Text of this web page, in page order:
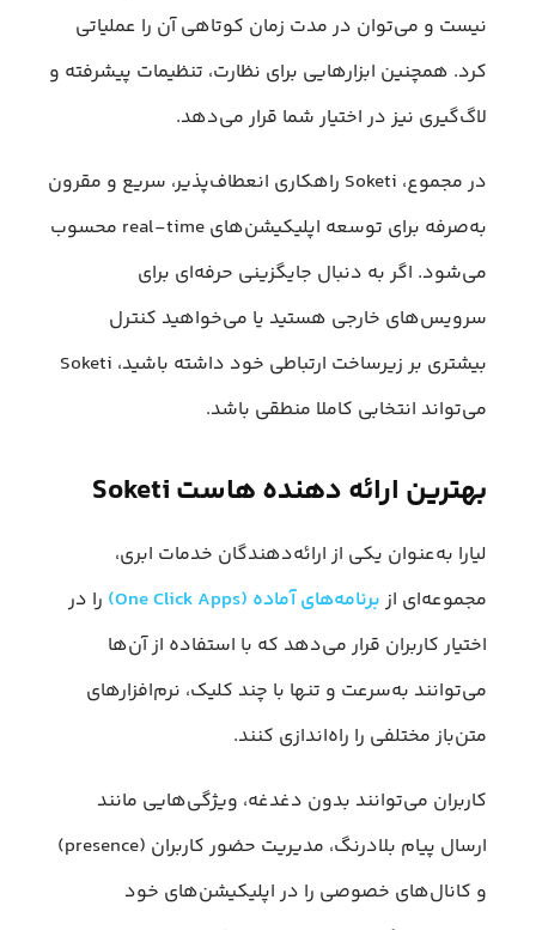
نیست و می‌توان در مدت زمان کوتاهی آن را عملیاتی
کرد. همچنین ابزارهایی برای نظارت، تنظیمات پیشرفته و
لاگ‌گیری نیز در اختیار شما قرار می‌دهد.
در مجموع، Soketi راهکاری انعطاف‌پذیر، سریع و مقرون
به‌صرفه برای توسعه اپلیکیشن‌های real-time محسوب
می‌شود. اگر به دنبال جایگزینی حرفه‌ای برای
سرویس‌های خارجی هستید یا می‌خواهید کنترل
بیشتری بر زیرساخت ارتباطی خود داشته باشید، Soketi
می‌تواند انتخابی کاملا منطقی باشد.
بهترین ارائه دهنده هاست Soketi
لیارا به‌عنوان یکی از ارائه‌دهندگان خدمات ابری،
مجموعه‌ای از برنامه‌های آماده (One Click Apps)
را در
اختیار کاربران قرار می‌دهد که با استفاده از آن‌ها
می‌توانند به‌سرعت و تنها با چند کلیک، نرم‌افزارهای
متن‌باز مختلفی را راه‌اندازی کنند.
کاربران می‌توانند بدون دغدغه، ویژگی‌هایی مانند
ارسال پیام بلادرنگ، مدیریت حضور کاربران (presence)
و کانال‌های خصوصی را در اپلیکیشن‌های خود